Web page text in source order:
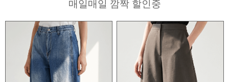
매일매일 깜짝 할인중